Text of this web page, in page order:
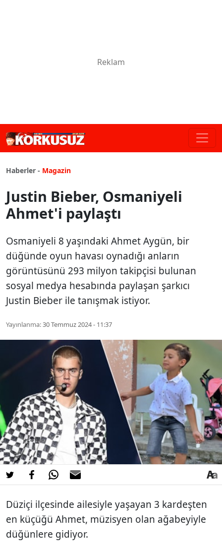
Haberler - Magazin
Justin Bieber, Osmaniyeli
Ahmet'i paylaştı
Osmaniyeli 8 yaşındaki Ahmet Aygün, bir
düğünde oyun havası oynadığı anların
görüntüsünü 293 milyon takipçisi bulunan
sosyal medya hesabında paylaşan şarkıcı
Justin Bieber ile tanışmak istiyor.
Yayınlanma:30 Temmuz 2024 - 11:37
Düziçi ilçesinde ailesiyle yaşayan 3 kardeşten
en küçüğü Ahmet, müzisyen olan ağabeyiyle
düğünlere gidiyor.